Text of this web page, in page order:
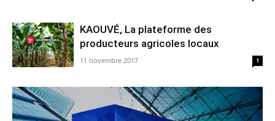
KAOUVÉ, La plateforme des
producteurs agricoles locaux
11 novembre 2017 1